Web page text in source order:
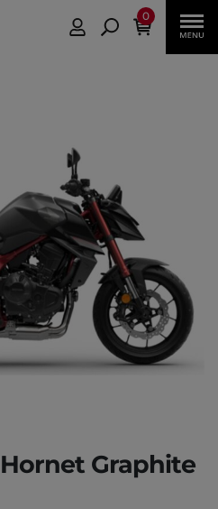
0
Graphite